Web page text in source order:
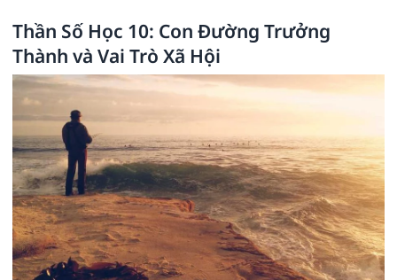
Thần Số Học 10: Con Đường Trưởng
Thành và Vai Trò Xã Hội